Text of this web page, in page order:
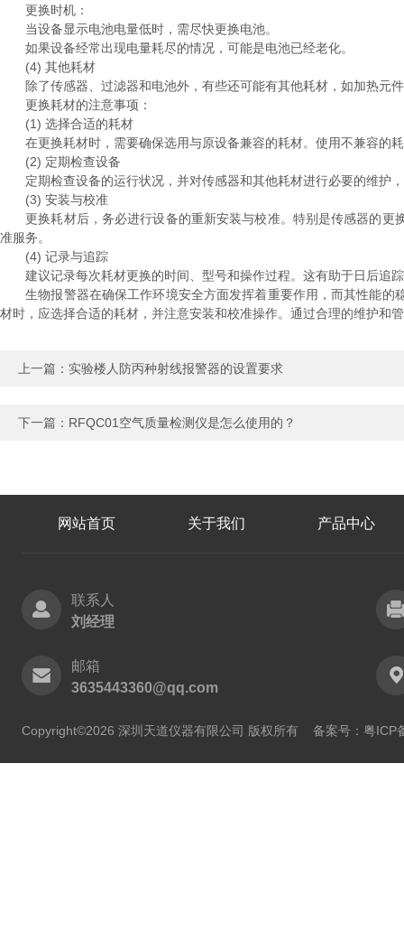
更换时机：
当设备显示电池电量低时，需尽快更换电池。
如果设备经常出现电量耗尽的情况，可能是电池已经老化。
(4) 其他耗材
除了传感器、过滤器和电池外，有些还可能有其他耗材，如加热元
更换耗材的注意事项：
(1) 选择合适的耗材
在更换耗材时，需要确保选用与原设备兼容的耗材。使用不兼容的
(2) 定期检查设备
定期检查设备的运行状况，并对传感器和其他耗材进行必要的维护
(3) 安装与校准
更换耗材后，务必进行设备的重新安装与校准。特别是传感器的更
准服务。
(4) 记录与追踪
建议记录每次耗材更换的时间、型号和操作过程。这有助于日后追
生物报警器在确保工作环境安全方面发挥着重要作用，而其性能的
材时，应选择合适的耗材，并注意安装和校准操作。通过合理的维护和
上一篇： 实验楼人防丙种射线报警器的设置要求
下一篇： RFQC01空气质量检测仪是怎么使用的？
网站首页 关于我们 产品中心
联系人
刘经理
邮箱
3635443360@qq.com
Copyright©2026 深圳天道仪器有限公司 版权所有 备案号：粤ICP